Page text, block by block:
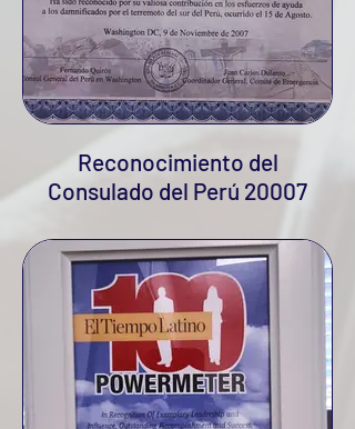
Reconocimiento del
Consulado del Perú 20007